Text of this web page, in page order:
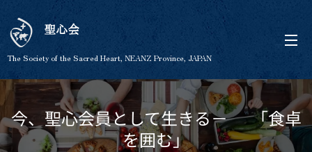
聖心会
The Society of the Sacred Heart, NEANZ Province, JAPAN
今、聖心会員として生きる－ 「食卓
を囲む」